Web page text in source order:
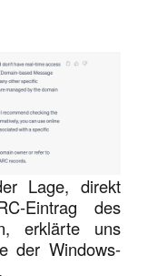
Lage, direkt
Eintrag des
erklärte uns
der Windows-